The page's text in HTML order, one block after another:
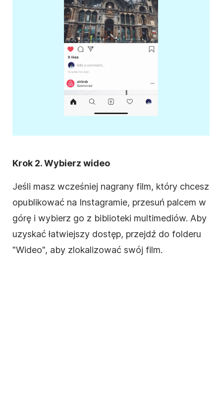
Krok 2. Wybierz wideo
Jeśli masz wcześniej nagrany film, który chcesz
opublikować na Instagramie, przesuń palcem w
górę i wybierz go z biblioteki multimediów. Aby
uzyskać łatwiejszy dostęp, przejdź do folderu
"Wideo", aby zlokalizować swój film.